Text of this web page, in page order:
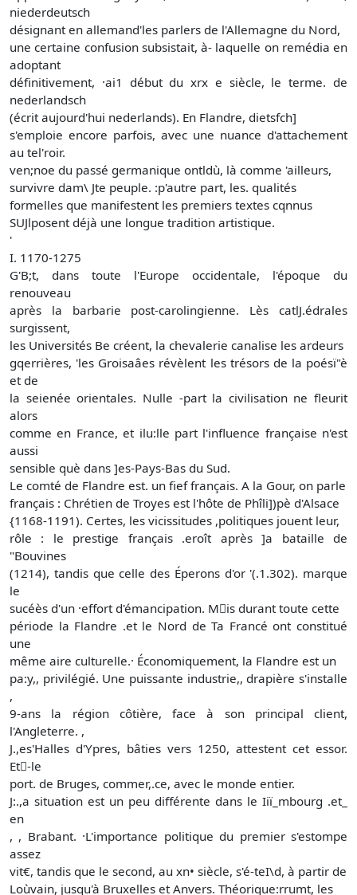
niederdeutsch
désignant en allemand'les parlers de l'Allemagne du Nord,
une certaine confusion subsistait, à- laquelle on remédia en
adoptant
définitivement, ·ai1 début du xrx e siècle, le terme. de
nederlandsch
(écrit aujourd'hui nederlands). En Flandre, dietsfch]
s'emploie encore parfois, avec une nuance d'attachement
au tel'roir.
ven;noe du passé germanique ontldù, là comme 'ailleurs,
survivre dam\ Jte peuple. :p'autre part, les. qualités
formelles que manifestent les premiers textes cqnnus
SUJlposent déjà une longue tradition artistique.
'
I. 1170-1275
G'B;t, dans toute l'Europe occidentale, l'époque du
renouveau
après la barbarie post-carolingienne. Lès catlJ.édrales
surgissent,
les Universités Be créent, la chevalerie canalise les ardeurs
gqerrières, 'les Groisaâes révèlent les trésors de la poésï"è
et de
la seienée orientales. Nulle -part la civilisation ne fleurit
alors
comme en France, et ilu:lle part l'influence française n'est
aussi
sensible què dans ]es-Pays-Bas du Sud.
Le comté de Flandre est. un fief français. A la Gour, on parle
français : Chrétien de Troyes est l'hôte de Phîli])pè d'Alsace
{1168-1191). Certes, les vicissitudes ,politiques jouent leur,
rôle : le prestige français .eroît après ]a bataille de
"Bouvines
(1214), tandis que celle des Éperons d'or '(.1.302). marque
le
sucéès d'un ·effort d'émancipation. M􀉢is durant toute cette
période la Flandre .et le Nord de Ta Francé ont constitué
une
même aire culturelle.· Économiquement, la Flandre est un
pa:y,, privilégié. Une puissante industrie,, drapière s'installe
,
9-ans la région côtière, face à son principal client,
l'Angleterre. ,
J.,es'Halles d'Ypres, bâties vers 1250, attestent cet essor.
Et􀉣-le
port. de Bruges, commer,.ce, avec le monde entier.
J:.,a situation est un peu différente dans le Iiï_mbourg .et_
en
, , Brabant. ·L'importance politique du premier s'estompe
assez
vit€, tandis que le second, au xn• siècle, s'é-teI\d, à partir de
Loùvain, jusqu'à Bruxelles et Anvers. Théorique:rrumt, les